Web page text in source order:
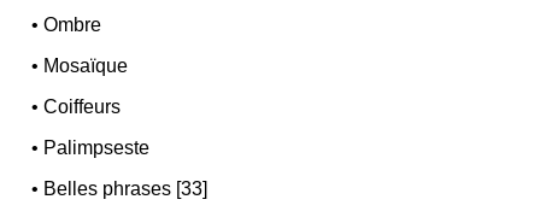
•Ombre
• Mosaïque
•Coiffeurs
• Palimpseste
• Belles phrases [33]